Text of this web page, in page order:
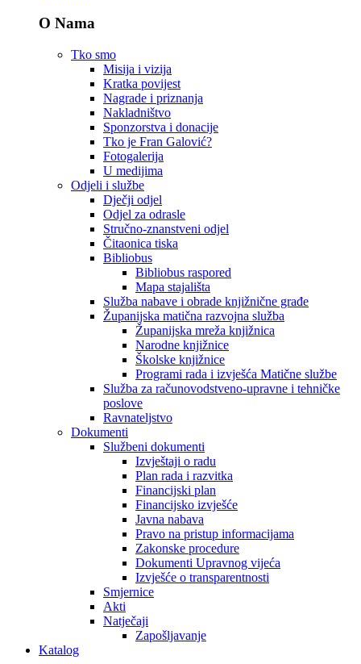
O Nama
Tko smo
Misija i vizija
Kratka povijest
Nagrade i priznanja
Nakladništvo
Sponzorstva i donacije
Tko je Fran Galović?
Fotogalerija
U medijima
Odjeli i službe
Dječji odjel
Odjel za odrasle
Stručno-znanstveni odjel
Čitaonica tiska
Bibliobus
Bibliobus raspored
Mapa stajališta
Služba nabave i obrade knjižnične građe
Županijska matična razvojna služba
Županijska mreža knjižnica
Narodne knjižnice
Školske knjižnice
Programi rada i izvješća Matične službe
Služba za računovodstveno-upravne i tehničke
poslove
Ravnateljstvo
Dokumenti
Službeni dokumenti
Izvještaji o radu
Plan rada i razvitka
Financijski plan
Financijsko izvješće
Javna nabava
Pravo na pristup informacijama
Zakonske procedure
Dokumenti Upravnog vijeća
Izvješće o transparentnosti
Smjernice
Akti
Natječaji
Zapošljavanje
Katalog